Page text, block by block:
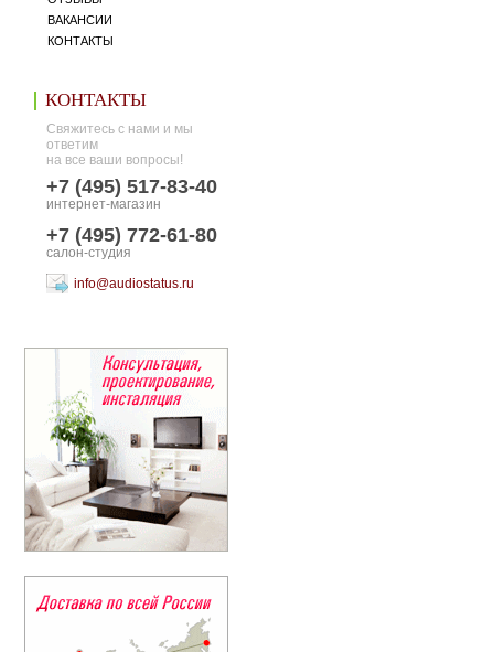
ВАКАНСИИ
КОНТАКТЫ
КОНТАКТЫ
Свяжитесь с нами и мы
ответим
на все ваши вопросы!
+7 (495) 517-83-40
интернет-магазин
+7 (495) 772-61-80
салон-студия
info@audiostatus.ru